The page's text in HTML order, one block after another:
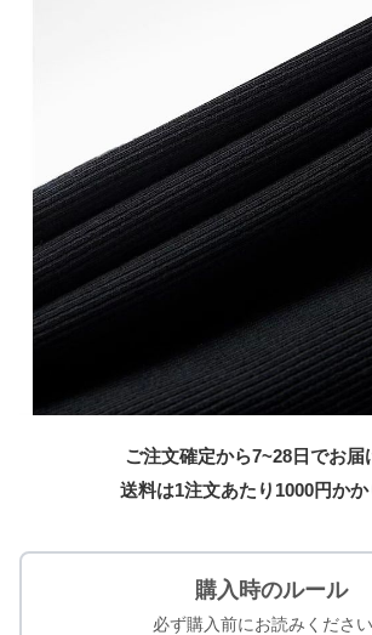
ご注文確定から7~28日でお届
送料は1注文あたり 1000円か
購入時のルール
必ず購入前にお読みください